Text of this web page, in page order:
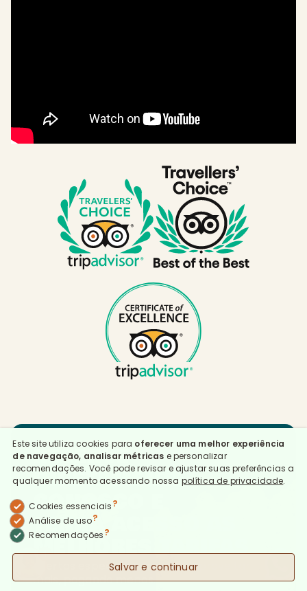
RESERVE
DIRETAMENTE
CONOSCO E
TENHA ACESSO AS
MELHORES TARIFAS
Ofertas especiais para você aproveitar
mais, pagando menos.
Este site utiliza cookies para oferecer uma melhor experiência
de navegação, analisar métricas e personalizar
recomendações. Você pode revisar e ajustar suas preferências a
qualquer momento acessando nossa política de privacidade.
Cookies essenciais?
Análise de uso?
Recomendações?
Salvar e continuar
1